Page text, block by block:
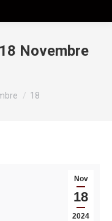
18 Novembre
18
Nov
18
2024